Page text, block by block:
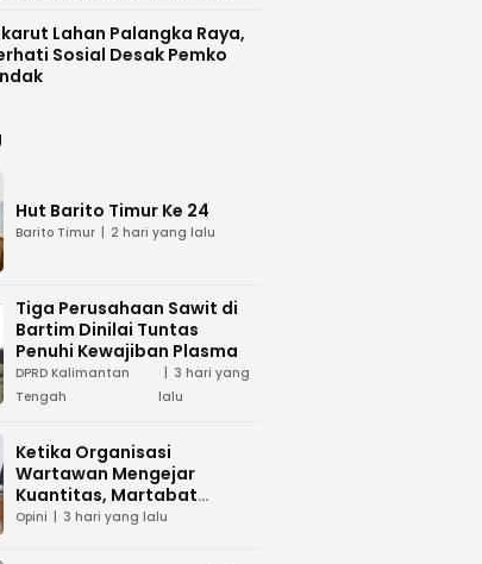
Lahan Palangka Raya,
Sosial Desak Pemko
Hut Barito Timur Ke 24
Barito Timur 2 hari yang lalu
Tiga Perusahaan Sawit di
Bartim Dinilai Tuntas
Penuhi Kewajiban Plasma
DPRD Kalimantan
Tengah
3 hari yang
lalu
Ketika Organisasi
Wartawan Mengejar
Kuantitas, Martabat
Profesi Menjadi Taruhan
Opini 3 hari yang lalu